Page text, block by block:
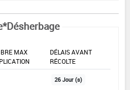
MAX
DÉLAIS AVANT
RÉCOLTE
26 Jour (s)